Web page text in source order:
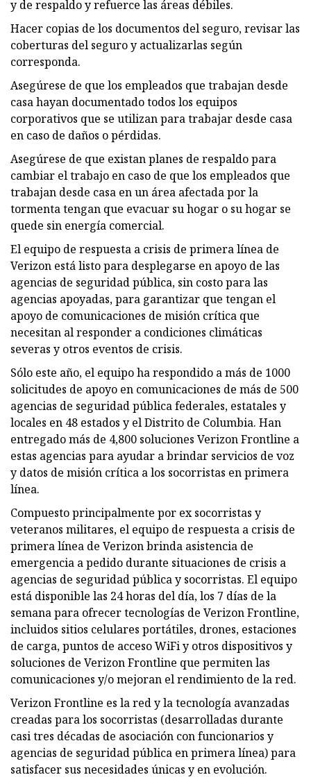
y de respaldo y refuerce las áreas débiles.
Hacer copias de los documentos del seguro, revisar las
coberturas del seguro y actualizarlas según
corresponda.
Asegúrese de que los empleados que trabajan desde
casa hayan documentado todos los equipos
corporativos que se utilizan para trabajar desde casa
en caso de daños o pérdidas.
Asegúrese de que existan planes de respaldo para
cambiar el trabajo en caso de que los empleados que
trabajan desde casa en un área afectada por la
tormenta tengan que evacuar su hogar o su hogar se
quede sin energía comercial.
El equipo de respuesta a crisis de primera línea de
Verizon está listo para desplegarse en apoyo de las
agencias de seguridad pública, sin costo para las
agencias apoyadas, para garantizar que tengan el
apoyo de comunicaciones de misión crítica que
necesitan al responder a condiciones climáticas
severas y otros eventos de crisis.
Sólo este año, el equipo ha respondido a más de 1000
solicitudes de apoyo en comunicaciones de más de 500
agencias de seguridad pública federales, estatales y
locales en 48 estados y el Distrito de Columbia. Han
entregado más de 4,800 soluciones Verizon Frontline a
estas agencias para ayudar a brindar servicios de voz
y datos de misión crítica a los socorristas en primera
línea.
Compuesto principalmente por ex socorristas y
veteranos militares, el equipo de respuesta a crisis de
primera línea de Verizon brinda asistencia de
emergencia a pedido durante situaciones de crisis a
agencias de seguridad pública y socorristas. El equipo
está disponible las 24 horas del día, los 7 días de la
semana para ofrecer tecnologías de Verizon Frontline,
incluidos sitios celulares portátiles, drones, estaciones
de carga, puntos de acceso WiFi y otros dispositivos y
soluciones de Verizon Frontline que permiten las
comunicaciones y/o mejoran el rendimiento de la red.
Verizon Frontline es la red y la tecnología avanzadas
creadas para los socorristas (desarrolladas durante
casi tres décadas de asociación con funcionarios y
agencias de seguridad pública en primera línea) para
satisfacer sus necesidades únicas y en evolución.